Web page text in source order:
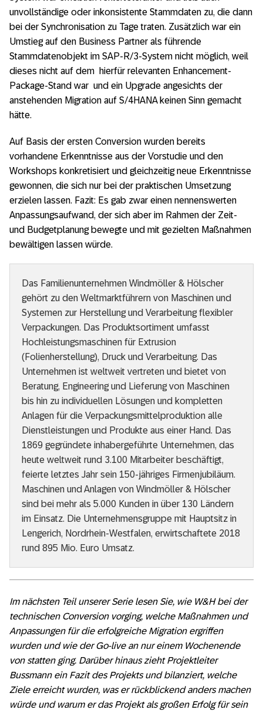
unvollständige oder inkonsistente Stammdaten zu, die dann
bei der Synchronisation zu Tage traten. Zusätzlich war ein
Umstieg auf den Business Partner als führende
Stammdatenobjekt im SAP-R/3-System nicht möglich, weil
dieses nicht auf dem hierfür relevanten Enhancement-
Package-Stand war und ein Upgrade angesichts der
anstehenden Migration auf S/4HANA keinen Sinn gemacht
hätte.
Auf Basis der ersten Conversion wurden bereits
vorhandene Erkenntnisse aus der Vorstudie und den
Workshops konkretisiert und gleichzeitig neue Erkenntnisse
gewonnen, die sich nur bei der praktischen Umsetzung
erzielen lassen. Fazit: Es gab zwar einen nennenswerten
Anpassungsaufwand, der sich aber im Rahmen der Zeit-
und Budgetplanung bewegte und mit gezielten Maßnahmen
bewältigen lassen würde.
Das Familienunternehmen Windmöller & Hölscher
gehört zu den Weltmarktführern von Maschinen und
Systemen zur Herstellung und Verarbeitung flexibler
Verpackungen. Das Produktsortiment umfasst
Hochleistungsmaschinen für Extrusion
(Folienherstellung), Druck und Verarbeitung. Das
Unternehmen ist weltweit vertreten und bietet von
Beratung, Engineering und Lieferung von Maschinen
bis hin zu individuellen Lösungen und kompletten
Anlagen für die Verpackungsmittelproduktion alle
Dienstleistungen und Produkte aus einer Hand. Das
1869 gegründete inhabergeführte Unternehmen, das
heute weltweit rund 3.100 Mitarbeiter beschäftigt,
feierte letztes Jahr sein 150-jähriges Firmenjubiläum.
Maschinen und Anlagen von Windmöller & Hölscher
sind bei mehr als 5.000 Kunden in über 130 Ländern
im Einsatz. Die Unternehmensgruppe mit Hauptsitz in
Lengerich, Nordrhein-Westfalen, erwirtschaftete 2018
rund 895 Mio. Euro Umsatz.
Im nächsten Teil unserer Serie lesen Sie, wie W&H bei der
technischen Conversion vorging, welche Maßnahmen und
Anpassungen für die erfolgreiche Migration ergriffen
wurden und wie der Go-live an nur einem Wochenende
von statten ging. Darüber hinaus zieht Projektleiter
Bussmann ein Fazit des Projekts und bilanziert, welche
Ziele erreicht wurden, was er rückblickend anders machen
würde und warum er das Projekt als großen Erfolg für sein